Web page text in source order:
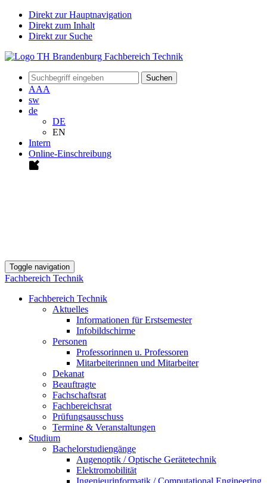
Direkt zur Hauptnavigation
Direkt zum Inhalt
Direkt zur Suche
Suchen
AAA
sw
de
DE
EN
Intern
Online-Einschreibung
Toggle navigation
Fachbereich Technik
Fachbereich Technik
Aktuelles
Informationen für Erstsemester
Infobildschirme
Personen
Professorinnen u. Professoren
Mitarbeiterinnen und Mitarbeiter
Dekanat
Beauftragte
Fachschaftsrat
Fachbereichsrat
Prüfungsausschuss
Termine & Veranstaltungen
Studium
Bachelorstudiengänge
Augenoptik / Optische Gerätetechnik
Elektromobilität
Ingenieurinformatik / Computational Engineering